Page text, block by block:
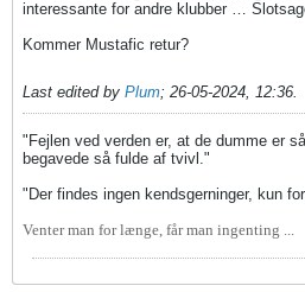
interessante for andre klubber …
Kommer Mustafic retur?
Last edited by Plum; 26-05-2024, 12:36.
"Fejlen ved verden er, at de dumme er
begavede så fulde af tvivl."
"Der findes ingen kendsgerninger, kun
Venter man for længe, får man ingenting ...